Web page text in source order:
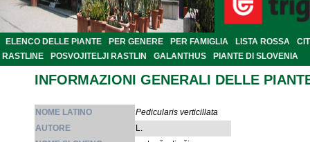
ELENCO DELLE PIANTE PER GENERE PER FAMIGLIA LISTA ROSSA
RASTLINE
POSVOJITELJI RASTLIN GALANTHUS PIANTE DI SLOVENIA
INFORMAZIONI GENERALI DELLE
NOME LATINO
Pedicularis verticillata
AUTORE
L.